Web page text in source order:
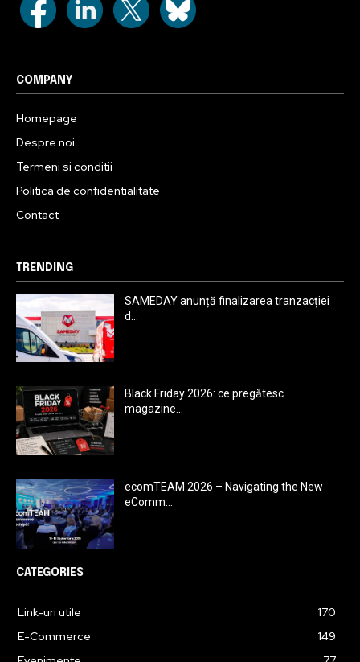
COMPANY
Homepage
Despre noi
Termeni si conditii
Politica de confidentialitate
Contact
TRENDING
SAMEDAY anunță finalizarea tranzacției
d...
Black Friday 2026: ce pregătesc
magazine...
ecomTEAM 2026 – Navigating the New
eComm...
CATEGORIES
Link-uri utile
170
E-Commerce
149